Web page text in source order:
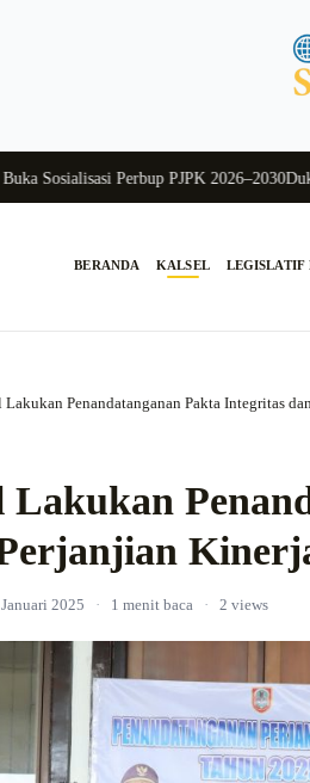
Perbup PJPK 2026–2030Dukung
BERANDA KALSEL LEGISLATIF
Penandatanganan Pakta Integritas
2025 · 1 menit baca · 2 views